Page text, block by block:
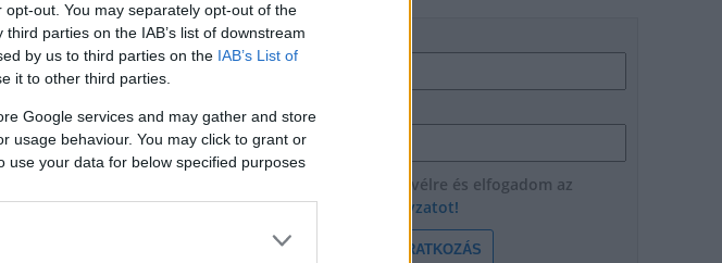
out. You may separately opt-out of the
parties on the IAB’s list of downstream
by us to third parties on the IAB’s List of
it to other third parties.
Google services and may gather and store
usage behaviour. You may click to grant or
your data for below specified purposes
Név
E-mail cím
Feliratkozom a hírlevélre és elfogadom az
adatvédelmi szabályzatot!
FELIRATKOZÁS